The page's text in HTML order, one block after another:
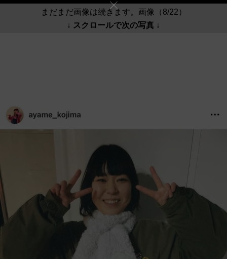
まだまだ画像は続きます。画像（8/22）
↓ スクロールで次の写真 ↓